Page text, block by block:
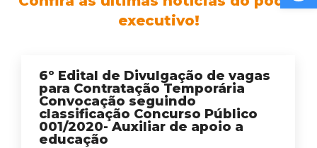
executivo!
6º Edital de Divulgação de vagas
para Contratação Temporária
Convocação seguindo
classificação Concurso Público
001/2020- Auxiliar de apoio a
educação